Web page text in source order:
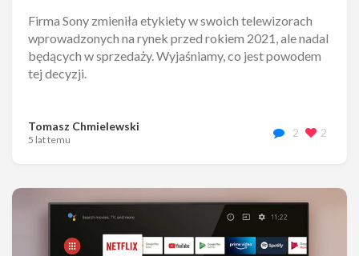
Firma Sony zmieniła etykiety w swoich telewizorach
wprowadzonych na rynek przed rokiem 2021, ale nadal
będących w sprzedaży. Wyjaśniamy, co jest powodem
tej decyzji.
Tomasz Chmielewski
5 lat temu
2 2